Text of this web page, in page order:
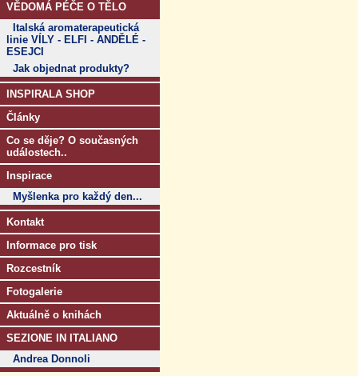
VĚDOMÁ PÉČE O TĚLO
Italská aromaterapeutická
linie VÍLY - ELFI - ANDĚLÉ -
ESEJCI
Jak objednat produkty?
INSPIRALA SHOP
Články
Co se děje? O současných
událostech..
Inspirace
Myšlenka pro každý den...
Kontakt
Informace pro tisk
Rozcestník
Fotogalerie
Aktuálně o knihách
SEZIONE IN ITALIANO
Andrea Donnoli